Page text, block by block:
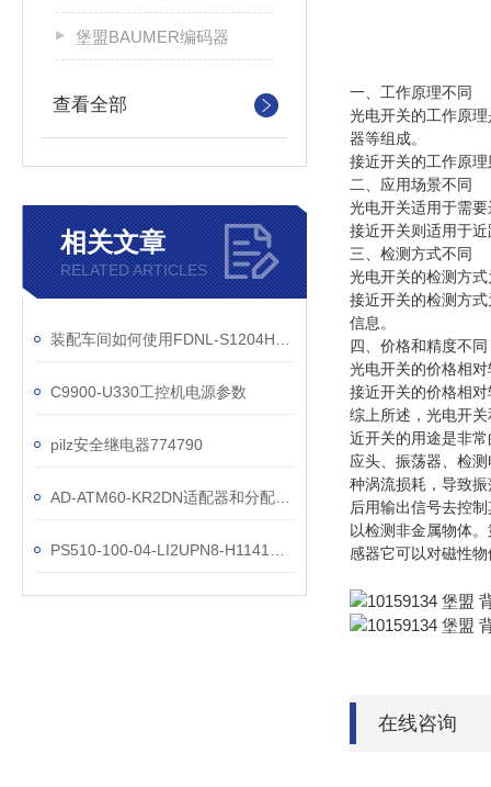
堡盟BAUMER编码器
查看全部
相关文章
RELATED ARTICLES
C9900-U330工控机电源参数
pilz安全继电器774790
一、工作原理不同
光电开关的工作原
器等组成。
接近开关的工作原
二、应用场景不同
光电开关适用于需
接近开关则适用于
三、检测方式不同
光电开关的检测方
接近开关的检测方
信息。
四、价格和精度不同
光电开关的价格相
接近开关的价格相
综上所述，光电开
近开关的用途是非
应头、振荡器、检
种涡流损耗，导致
后用输出信号去控
以检测非金属物体
感器它可以对磁性
在线咨询